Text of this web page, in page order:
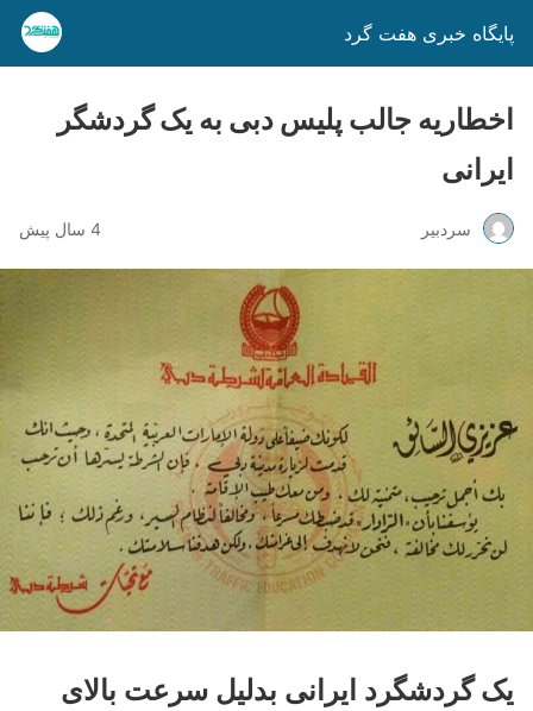
پایگاه خبری هفت گرد
اخطاریه جالب پلیس دبی به یک گردشگر
ایرانی
سردبیر 4 سال پیش
یک گردشگرد ایرانی بدلیل سرعت بالای